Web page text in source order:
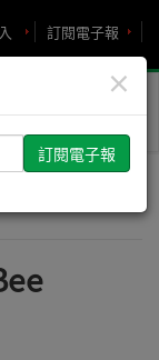
訂閱電子報
Toggle
×